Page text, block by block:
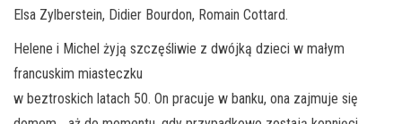
Elsa Zylberstein, Didier Bourdon, Romain Cottard.
Helene i Michel żyją szczęśliwie z dwójką dzieci w małym
francuskim miasteczku
w beztroskich latach 50. On pracuje w banku, ona zajmuje się